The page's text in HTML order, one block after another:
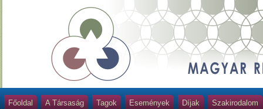
Főoldal A Társaság Tagok Események Díjak Szakirodalom